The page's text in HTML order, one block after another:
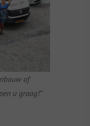
of
u graag!”